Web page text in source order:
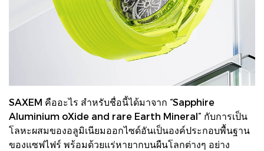
SAXEM คืออะไร สำหรับชื่อนี้ได้มาจาก “Sapphire
Aluminium oXide and rare Earth Mineral” กับการเป็น
โลหะผสมของอลูมิเนียมออกไซด์อันเป็นองค์ประกอบพื้นฐาน
ของแซฟไฟร์ พร้อมด้วยแร่หายากบนผืนโลกต่างๆ อย่าง